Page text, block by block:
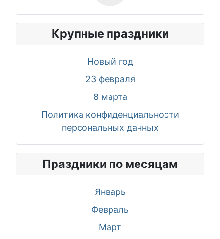
Крупные праздники
Новый год
23 февраля
8 марта
Политика конфиденциальности
персональных данных
Праздники по месяцам
Январь
Февраль
Март